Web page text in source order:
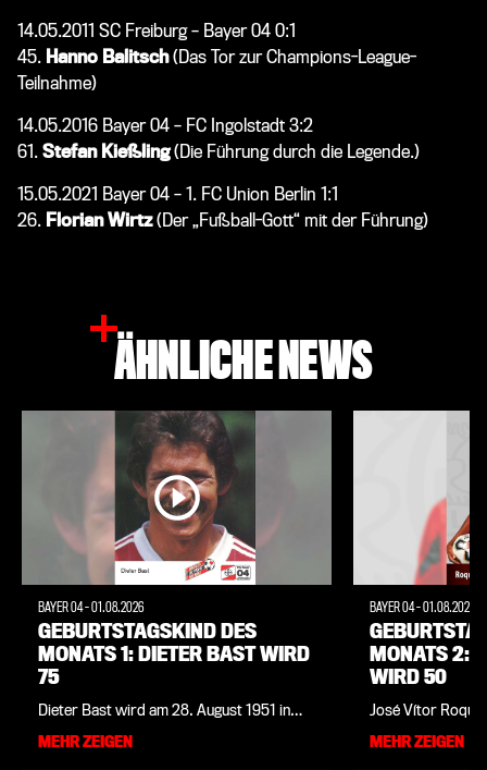
14.05.2011 SC Freiburg – Bayer 04 0:1
45. Hanno Balitsch(Das Tor zur Champions-League-
Teilnahme)
14.05.2016 Bayer 04 – FC Ingolstadt 3:2
61. Stefan Kießling(Die Führung durch die Legende.)
15.05.2021 Bayer 04 – 1. FC Union Berlin 1:1
26. Florian Wirtz(Der „Fußball-Gott“ mit der Führung)
ÄHNLICHE NEWS
BAYER 04-01.08.2026
GEBURTSTAGSKIND DES
MONATS 1: DIETER BAST WIRD
75
Dieter Bast wird am 28. August 1951 in
Oberhausener Ortsteilvereins DJK Arminia
MEHR ZEIGEN
BAYER 04-01.08.2026
MONATS 2:
WIRD 50
José Vítor
brasilianischen
MEHR ZEIGEN